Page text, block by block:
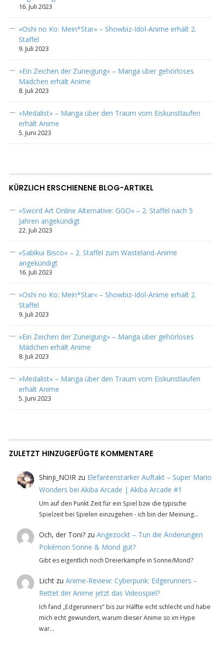
16. Juli 2023
»Oshi no Ko: Mein*Star« – Showbiz-Idol-Anime erhält 2.
Staffel
9. Juli 2023
»Ein Zeichen der Zuneigung« – Manga über gehörloses
Mädchen erhält Anime
8. Juli 2023
»Medalist« – Manga über den Traum vom Eiskunstlaufen
erhält Anime
5. Juni 2023
KÜRZLICH ERSCHIENENE BLOG-ARTIKEL
»Sword Art Online Alternative: GGO« – 2. Staffel nach 5
Jahren angekündigt
22. Juli 2023
»Sabikui Bisco« – 2. Staffel zum Wasteland-Anime
angekündigt
16. Juli 2023
»Oshi no Ko: Mein*Star« – Showbiz-Idol-Anime erhält 2.
Staffel
9. Juli 2023
»Ein Zeichen der Zuneigung« – Manga über gehörloses
Mädchen erhält Anime
8. Juli 2023
»Medalist« – Manga über den Traum vom Eiskunstlaufen
erhält Anime
5. Juni 2023
ZULETZT HINZUGEFÜGTE KOMMENTARE
Shinji_NOIR zu Elefantenstarker Auftakt – Super Mario
Wonders bei Akiba Arcade | Akiba Arcade #1
Um auf den Punkt Zeit für ein Spiel bzw die typische
Spielzeit bei Spielen einzugehen - ich bin der Meinung…
Och, der Toni? zuAngezockt – Tun die Änderungen
Pokémon Sonne & Mond gut?
Gibt es eigentlich noch Dreierkämpfe in Sonne/Mond?
Licht zuAnime-Review: Cyberpunk: Edgerunners –
Rettet der Anime jetzt das Videospiel?
Ich fand „Edgerunners" bis zur Hälfte echt schlecht und habe
mich echt gewundert, warum dieser Anime so im Hype
war…